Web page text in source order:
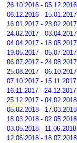
26.10.2016 - 05.12.2016
06.12.2016 - 15.01.2017
16.01.2017 - 23.02.2017
24.02.2017 - 03.04.2017
04.04.2017 - 18.05.2017
19.05.2017 - 05.07.2017
06.07.2017 - 24.08.2017
25.08.2017 - 06.10.2017
07.10.2017 - 15.11.2017
16.11.2017 - 24.12.2017
25.12.2017 - 04.02.2018
05.02.2018 - 17.03.2018
18.03.2018 - 02.05.2018
03.05.2018 - 11.06.2018
12.06.2018 - 18.07.2018